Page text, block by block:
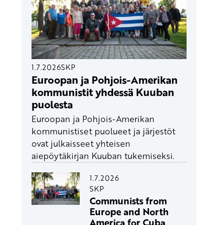
1.7.2026SKP
Euroopan ja Pohjois-Amerikan
kommunistit yhdessä Kuuban
puolesta
Euroopan ja Pohjois-Amerikan
kommunistiset puolueet ja järjestöt
ovat julkaisseet yhteisen
aiepöytäkirjan Kuuban tukemiseksi.
1.7.2026
SKP
Communists from
Europe and North
America for Cuba